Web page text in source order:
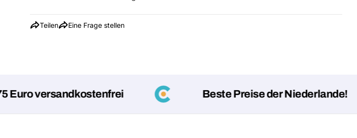
Teilen Eine Frage stellen
versandkostenfrei Beste Preise der Niederlande!